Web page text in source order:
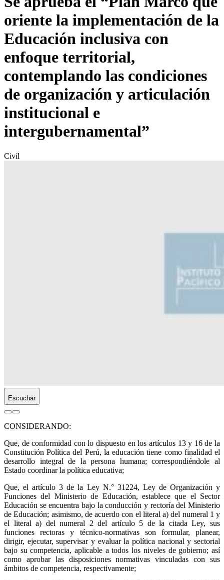
oriente la implementación de la
Educación inclusiva con
enfoque territorial,
contemplando las condiciones
de organización y articulación
institucional e
intergubernamental”
Civil
Escuchar
CONSIDERANDO:
Que, de conformidad con lo dispuesto en los artículos 13 y 16 de la
Constitución Política del Perú, la educación tiene como finalidad el
desarrollo integral de la persona humana; correspondiéndole al
Estado coordinar la política educativa;
Que, el artículo 3 de la Ley N.° 31224, Ley de Organización y
Funciones del Ministerio de Educación, establece que el Sector
Educación se encuentra bajo la conducción y rectoría del Ministerio
de Educación; asimismo, de acuerdo con el literal a) del numeral 1 y
el literal a) del numeral 2 del artículo 5 de la citada Ley, sus
funciones rectoras y técnico-normativas son formular, planear,
dirigir, ejecutar, supervisar y evaluar la política nacional y sectorial
bajo su competencia, aplicable a todos los niveles de gobierno; así
como aprobar las disposiciones normativas vinculadas con sus
ámbitos de competencia, respectivamente;